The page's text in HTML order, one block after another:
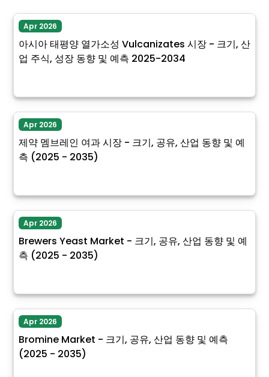
Apr 2026
아시아 태평양 열가소성 Vulcanizates 시장 - 크기, 산
업 주식, 성장 동향 및 예측 2025-2034
Apr 2026
제약 멤브레인 여과 시장 - 크기, 공유, 산업 동향 및 예
측 (2025 - 2035)
Apr 2026
Brewers Yeast Market - 크기, 공유, 산업 동향 및 예
측 (2025 - 2035)
Apr 2026
Bromine Market - 크기, 공유, 산업 동향 및 예측
(2025 - 2035)